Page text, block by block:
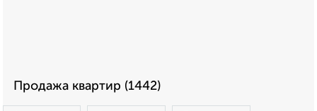
Продажа квартир (1442)